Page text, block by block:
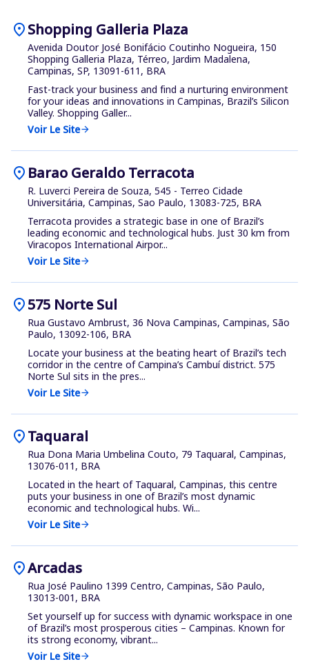
location_onShopping Galleria Plaza
Avenida Doutor José Bonifácio Coutinho Nogueira, 150
Shopping Galleria Plaza, Térreo, Jardim Madalena,
Campinas, SP, 13091-611, BRA
Fast-track your business and find a nurturing environment
for your ideas and innovations in Campinas, Brazil’s Silicon
Valley. Shopping Galler...
Voir Le Sitearrow_forward
location_on Barao Geraldo Terracota
R. Luverci Pereira de Souza, 545 - Terreo Cidade
Universitária, Campinas, Sao Paulo, 13083-725, BRA
Terracota provides a strategic base in one of Brazil’s
leading economic and technological hubs. Just 30 km from
Viracopos International Airpor...
Voir Le Sitearrow_forward
location_on575 Norte Sul
Rua Gustavo Ambrust, 36 Nova Campinas, Campinas, São
Paulo, 13092-106, BRA
Locate your business at the beating heart of Brazil’s tech
corridor in the centre of Campina’s Cambuí district. 575
Norte Sul sits in the pres...
Voir Le Sitearrow_forward
location_onTaquaral
Rua Dona Maria Umbelina Couto, 79 Taquaral, Campinas,
13076-011, BRA
Located in the heart of Taquaral, Campinas, this centre
puts your business in one of Brazil’s most dynamic
economic and technological hubs. Wi...
Voir Le Sitearrow_forward
location_onArcadas
Rua José Paulino 1399 Centro, Campinas, São Paulo,
13013-001, BRA
Set yourself up for success with dynamic workspace in one
of Brazil’s most prosperous cities – Campinas. Known for
its strong economy, vibrant...
Voir Le Sitearrow_forward